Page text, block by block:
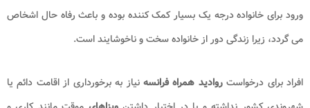
ورود برای خانواده درجه یک بسیار کمک کننده بوده و باعث رفاه حال اشخاص
می گردد، زیرا زندگی دور از خانواده سخت و ناخوشایند است.
افراد برای درخواستروادید همراه فرانسه نیاز به برخورداری از اقامت دائم یا